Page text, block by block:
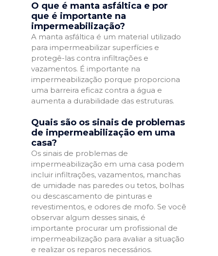
O que é manta asfáltica e por
que é importante na
impermeabilização?
A manta asfáltica é um material utilizado
para impermeabilizar superfícies e
protegê-las contra infiltrações e
vazamentos. É importante na
impermeabilização porque proporciona
uma barreira eficaz contra a água e
aumenta a durabilidade das estruturas.
Quais são os sinais de problemas
de impermeabilização em uma
casa?
Os sinais de problemas de
impermeabilização em uma casa podem
incluir infiltrações, vazamentos, manchas
de umidade nas paredes ou tetos, bolhas
ou descascamento de pinturas e
revestimentos, e odores de mofo. Se você
observar algum desses sinais, é
importante procurar um profissional de
impermeabilização para avaliar a situação
e realizar os reparos necessários.